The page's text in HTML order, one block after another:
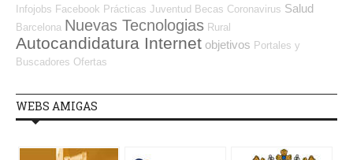
Infojobs Facebook Prácticas Juventud Becas Coronavirus Salud
Barcelona Nuevas Tecnologias Rural
Autocandidatura Internet objetivos Portales y
Buscadores Ofertas
WEBS AMIGAS